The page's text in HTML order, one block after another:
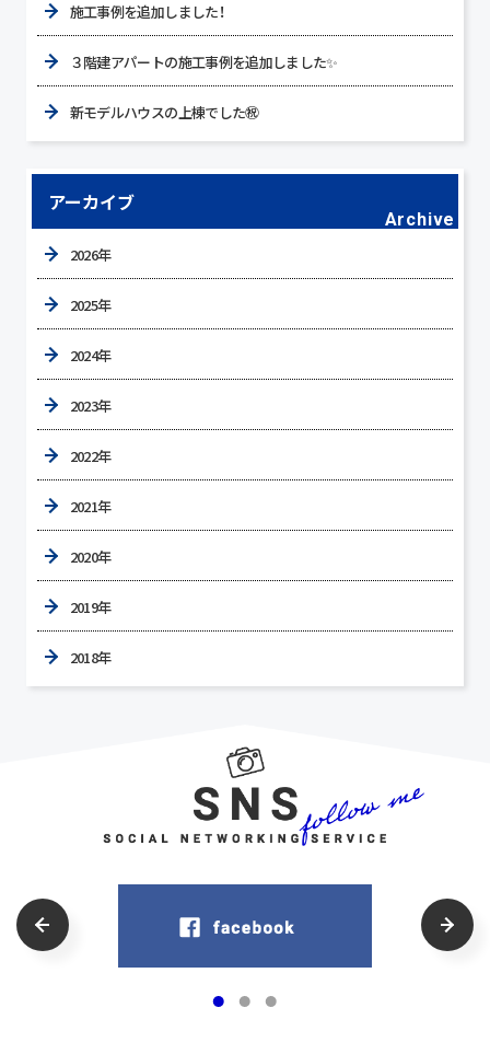
施工事例を追加しました！
３階建アパートの施工事例を追加しました✨
新モデルハウスの上棟でした㊗
アーカイブ
Archive
2026年
2025年
2024年
2023年
2022年
2021年
2020年
2019年
2018年